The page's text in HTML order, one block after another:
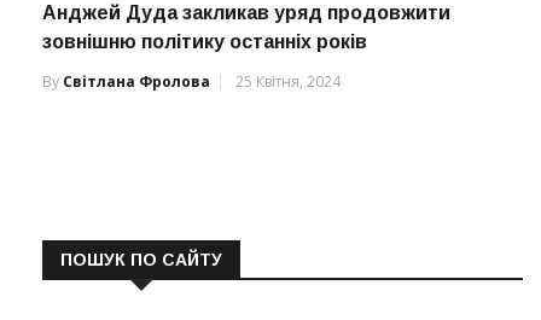
Анджей Дуда закликав уряд продовжити
зовнішню політику останніх років
By Світлана Фролова 25 Квітня, 2024
ПОШУК ПО САЙТУ